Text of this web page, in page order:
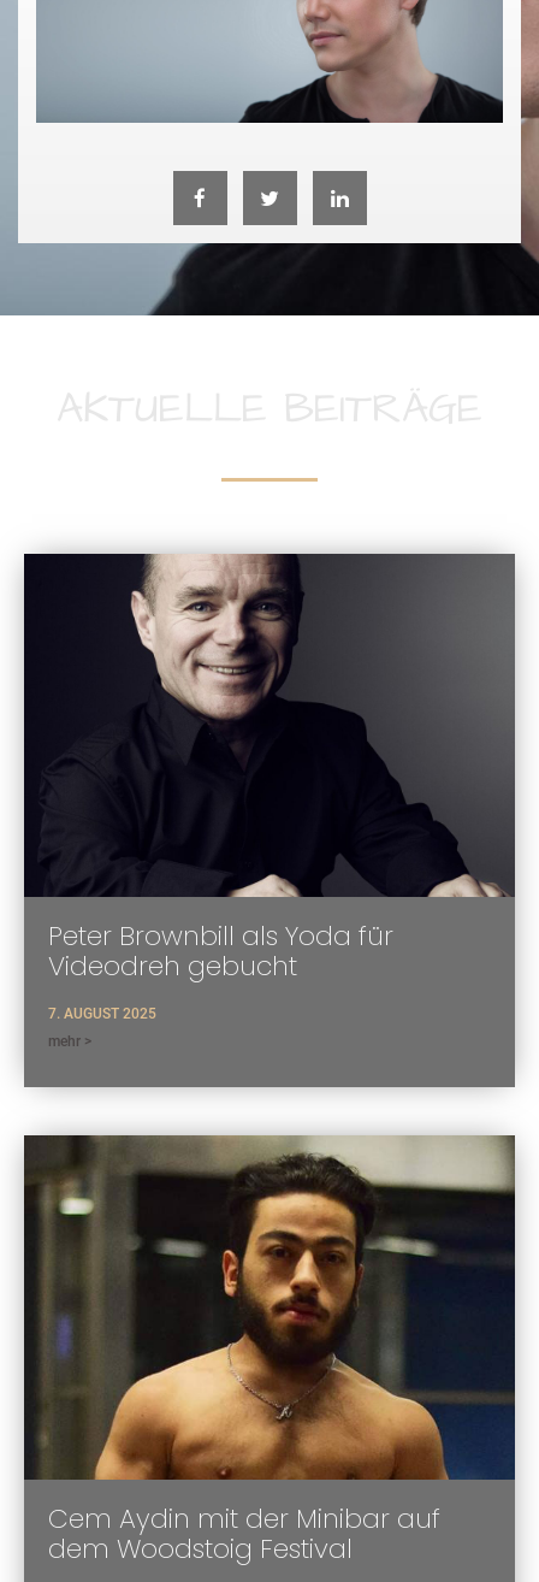
AKTUELLE BEITRÄGE
Peter Brownbill als Yoda für
Videodreh gebucht
7. AUGUST 2025
mehr >
Cem Aydin mit der Minibar auf
dem Woodstoig Festival